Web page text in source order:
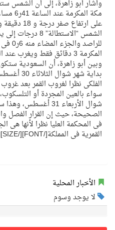
وأشار أبو زاهرة، إلى أن الشمس
مكة
الشمس
المكرمة 3 دقائق فقط ويغرب عند الساعة 44ر6 مساء.
وبين أبو زاهرة، أن السعودية
بداية
الفلكى نظرا لغروب القمر بعد
سواء بالعين المجردة أو
شوال الأربعاء 31
الصحيحة، حيث إن القرار الفصل
فى المحكمة العليا نظرا لأنها هى
القمرية فى المملكة[/FONT][/SIZE][/B][/JUSTIFY]
الأخبار المحلية
لا يوجد وسوم